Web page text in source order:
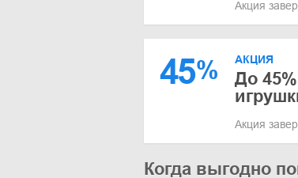
Акция
45% АКЦИЯ
До
Акция
Когда выгодно